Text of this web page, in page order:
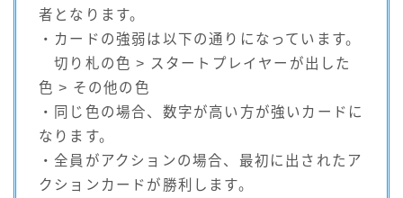
者となります。
・カードの強弱は以下の通りになっています。
切り札の色 > スタートプレイヤーが出した
色 > その他の色
・同じ色の場合、数字が高い方が強いカードに
なります。
・全員がアクションの場合、最初に出されたア
クションカードが勝利します。